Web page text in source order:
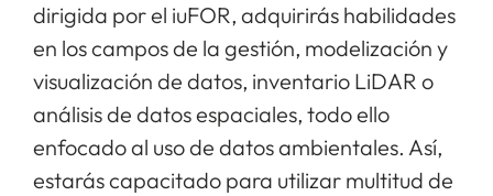
dirigida por el iuFOR, adquirirás habilidades
en los campos de la gestión, modelización y
visualización de datos, inventario LiDAR o
análisis de datos espaciales, todo ello
enfocado al uso de datos ambientales. Así,
estarás capacitado para utilizar multitud de